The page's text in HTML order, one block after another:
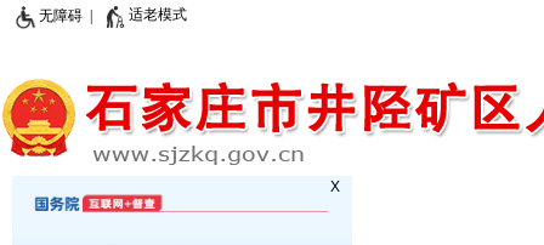
无障碍 | 适老模式
X